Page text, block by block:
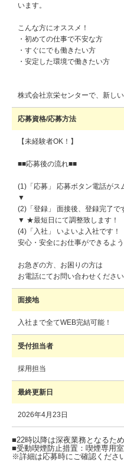
います。
こんな方にオススメ！
・初めての仕事で不安な方
・すぐにでも働きたい方
・安定した環境で働きたい方
株式会社京栄センターで、新し
応募資格/応募方法
【未経験者OK！】
■■応募後の流れ■■
(1)「応募」 応募ボタン電話がス
▼
(2)「登録」 面接後、登録完了で
▼ ★最短日にて調整致します！
(4)「入社」 いよいよ入社です！
安心・安全にお仕事ができるよ
お急ぎの方、お困りの方は
お電話にてお問い合わせくださ
面接地
入社まで全てWEB完結可能！
受付担当者
採用担当
最終更新日
2026年4月23日